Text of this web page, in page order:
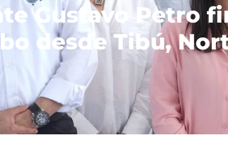
Gustavo Petro
desde Tibú,